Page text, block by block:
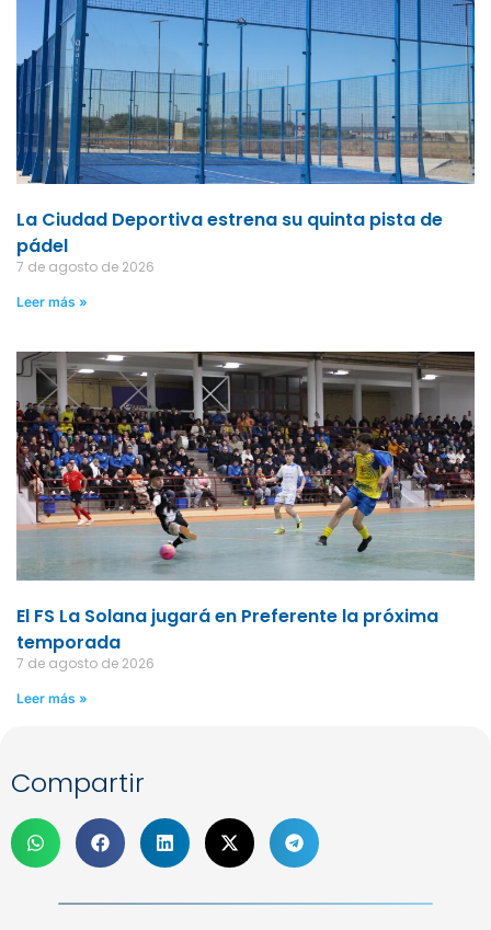
La Ciudad Deportiva estrena su quinta pista de
pádel
7 de agosto de 2026
Leer más »
El FS La Solana jugará en Preferente la próxima
temporada
7 de agosto de 2026
Leer más »
Compartir